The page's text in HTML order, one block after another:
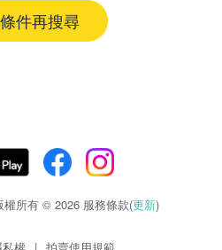
件再搜尋
權所有 © 2026 服務條款(更新)